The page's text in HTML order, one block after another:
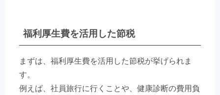
福利厚生費を活用した節税
まずは、福利厚生費を活用した節税が挙げられま
す。
例えば、社員旅行に行くことや、健康診断の費用負